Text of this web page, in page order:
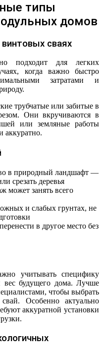
типы
домов
сваях
подходит для легких
когда важно быстро
затратами и
трубчатые или забитые в
Они вкручиваются в
или земляные работы
аккуратно.
в природный ландшафт —
срезать деревья
может занять всего
и слабых грунтах, не
в другое место без
учитывать специфику
вес будущего дома. Лучше
чтобы выбрать
Особенно актуально
аккуратной установки